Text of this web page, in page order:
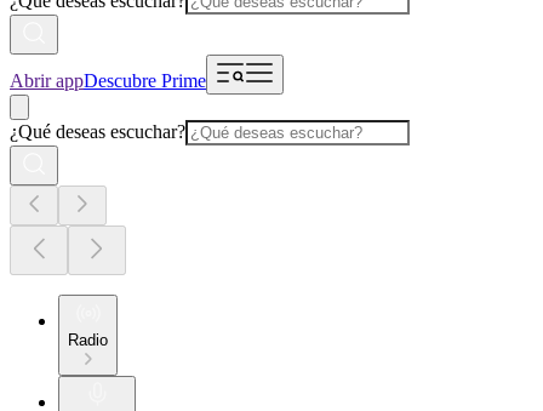
Abrir appDescubre Prime
¿Qué deseas escuchar?
Radio